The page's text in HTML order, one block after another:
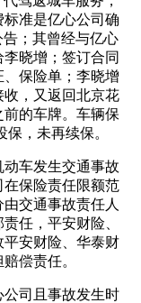
准是亿心公司确
；其曾经与亿心
晓增；签订合同
保险单；李晓增
，又返回北京花
的车牌。车辆保
，未再续保。
车发生交通事故
保险责任限额范
交通事故责任人
任，平安财险、
安财险、华泰财
偿责任。
司且事故发生时